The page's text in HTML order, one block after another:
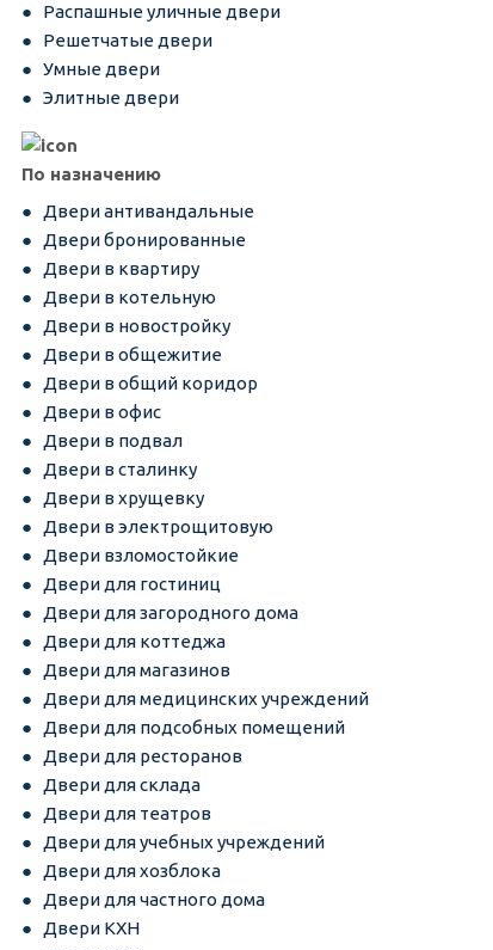
Распашные уличные двери
Решетчатые двери
Умные двери
Элитные двери
По назначению
Двери антивандальные
Двери бронированные
Двери в квартиру
Двери в котельную
Двери в новостройку
Двери в общежитие
Двери в общий коридор
Двери в офис
Двери в подвал
Двери в сталинку
Двери в хрущевку
Двери в электрощитовую
Двери взломостойкие
Двери для гостиниц
Двери для загородного дома
Двери для коттеджа
Двери для магазинов
Двери для медицинских учреждений
Двери для подсобных помещений
Двери для ресторанов
Двери для склада
Двери для театров
Двери для учебных учреждений
Двери для хозблока
Двери для частного дома
Двери КХН